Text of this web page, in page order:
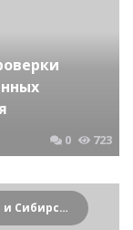
0 723
Криминальные новости Новосибирска и Сибирского региона